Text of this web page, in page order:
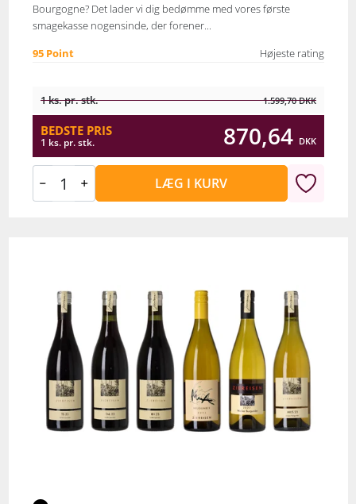
Bourgogne? Det lader vi dig bedømme med vores første
smagekasse nogensinde, der forener...
95 Point Højeste rating
1 ks. pr. stk. 1.599,70DKK
BEDSTE PRIS
1 ks. pr. stk. 870,64 DKK
LÆG I KURV